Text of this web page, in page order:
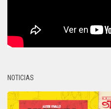
NOTICIAS